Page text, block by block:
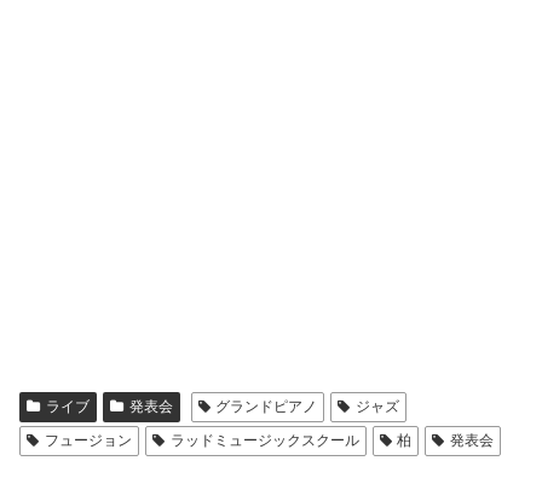
ライブ 発表会 グランドピアノ
ジャズ
フュージョン
ラッドミュージックスクール 柏 発表会